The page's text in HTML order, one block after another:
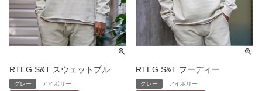
RTEG S&T スウェットプル
グレー
アイボリー
RTEG S&T フーディー
グレー
アイボリー